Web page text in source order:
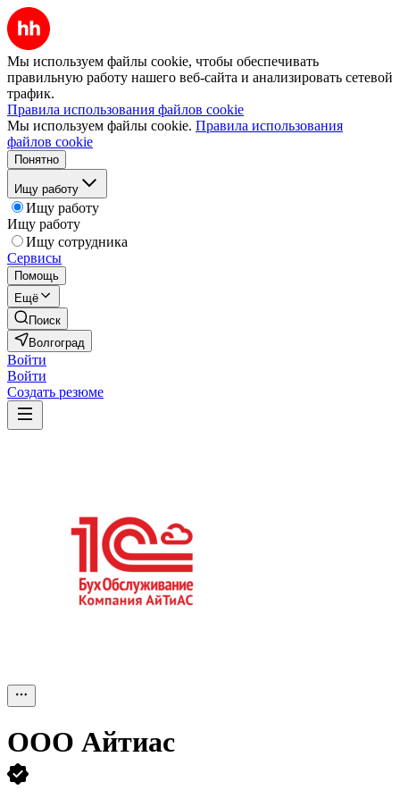
Мы используем файлы cookie, чтобы обеспечивать
правильную работу нашего веб-сайта и анализировать сетевой
трафик.
Правила использования файлов cookie
Мы используем файлы cookie. Правила использования
файлов cookie
Понятно
Ищу работу
Ищу работу
Ищу работу
Ищу сотрудника
Сервисы
Помощь
Ещё
Поиск
Волгоград
Войти
Войти
Создать резюме
ООО Айтиас